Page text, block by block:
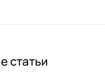
статьи